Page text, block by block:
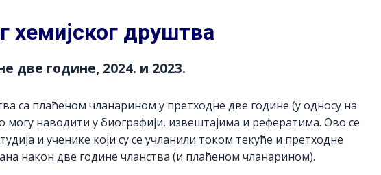
хемијског друштва
две године, 2024. и 2023.
са плаћеном чланарином у претходне две године (у односу на
могу наводити у биографији, извештајима и рефератима. Ово се
и ученике који су се учланили током текуће и претходне
након две године чланства (и плаћеном чланарином).